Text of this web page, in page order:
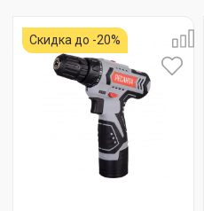
Скидка до -20%